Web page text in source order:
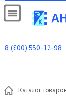
8 (800) 550-12-98
Каталог товаров